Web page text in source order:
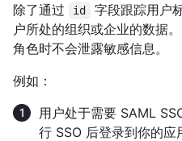
除了通过 id
字段跟踪用户
户所处的组织或企业的数据
角色时不会泄露敏感信息。
例如：
用户处于需要 SAML
行 SSO 后登录到你的